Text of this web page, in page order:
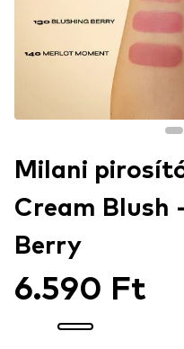
Milani
Cream Blush
Berry
6.590 Ft